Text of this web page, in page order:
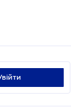
увійти